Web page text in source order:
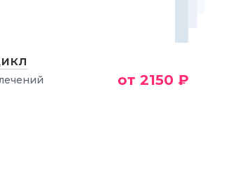
от 2150 ₽